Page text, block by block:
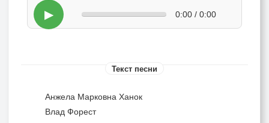
▶ 0:00 / 0:00
Текст песни
Анжела Марковна Ханок
Влад Форест